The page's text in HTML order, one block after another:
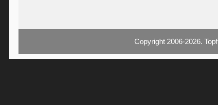
Copyright 2006-2026.